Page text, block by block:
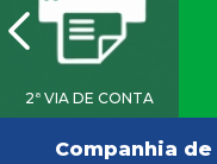
2ª VIA DE CONTA
Companhia